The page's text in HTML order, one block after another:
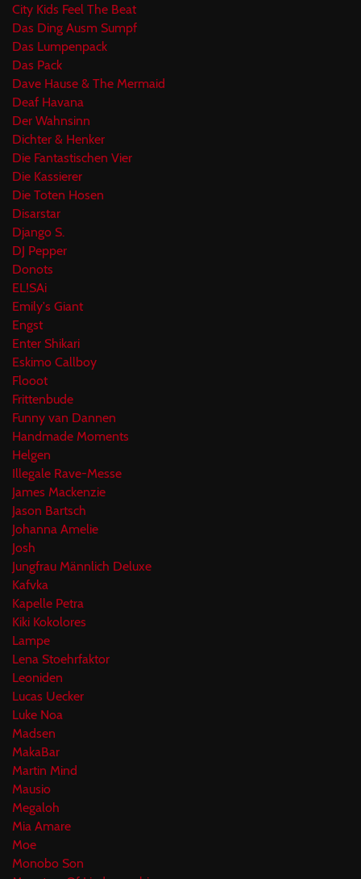
City Kids Feel The Beat
Das Ding Ausm Sumpf
Das Lumpenpack
Das Pack
Dave Hause & The Mermaid
Deaf Havana
Der Wahnsinn
Dichter & Henker
Die Fantastischen Vier
Die Kassierer
Die Toten Hosen
Disarstar
Django S.
DJ Pepper
Donots
EL!SAi
Emily's Giant
Engst
Enter Shikari
Eskimo Callboy
Flooot
Frittenbude
Funny van Dannen
Handmade Moments
Helgen
Illegale Rave-Messe
James Mackenzie
Jason Bartsch
Johanna Amelie
Josh
Jungfrau Männlich Deluxe
Kafvka
Kapelle Petra
Kiki Kokolores
Lampe
Lena Stoehrfaktor
Leoniden
Lucas Uecker
Luke Noa
Madsen
MakaBar
Martin Mind
Mausio
Megaloh
Mia Amare
Moe
Monobo Son